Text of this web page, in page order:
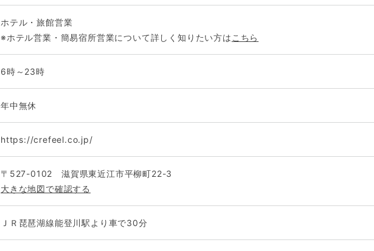
ホテル・旅館営業
※ホテル営業・簡易宿所営業について詳しく知りたい方は こちら
6時～23時
年中無休
https://crefeel.co.jp/
〒527-0102 滋賀県東近江市平柳町22-3
大きな地図で確認する
ＪＲ琵琶湖線能登川駅より車で30分